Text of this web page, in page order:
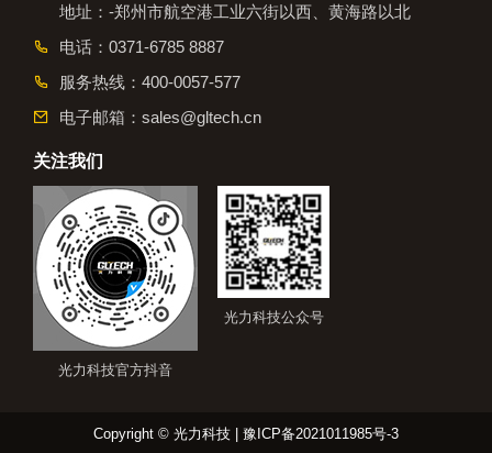
地址：-郑州市航空港工业六街以西、黄海路以北
电话： 0371-6785 8887
服务热线： 400-0057-577
电子邮箱： sales@gltech.cn
关注我们
光力科技官方抖音
光力科技公众号
Copyright © 光力科技 | 豫ICP备2021011985号-3